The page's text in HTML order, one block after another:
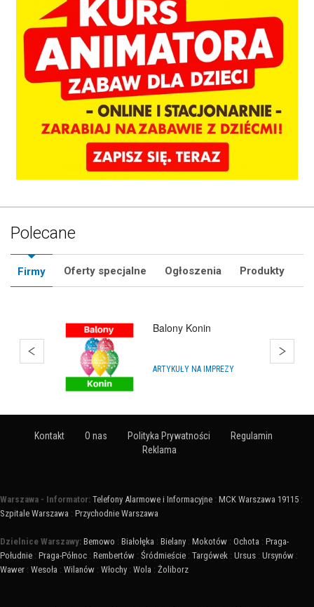
Polecane
Firmy Oferty specjalne Ogłoszenia Produkty
Impra.Shop
SKLEPY INTERNETOWE
Kontakt O nas Polityka Prywatności
Regulamin
Reklama
Warszawa - Informator: Telefony Alarmowe i Informacyjne : MCK Warszawa 19115 :
Szpitale Warszawa : Przychodnie Warszawa
Dzielnice Warszawy: Bemowo : Białołęka : Bielany : Mokotów : Ochota : Praga-
Południe : Praga-Północ : Rembertów : Śródmieście : Targówek : Ursus : Ursynów :
Wawer : Wesoła : Wilanów : Włochy : Wola : Żoliborz